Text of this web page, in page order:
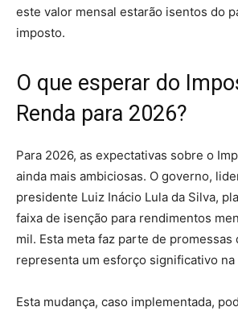
este valor mensal estarão isentos do
imposto.
O que esperar do
Renda para 2026?
Para 2026, as expectativas sobre o
ainda mais ambiciosas. O governo,
presidente Luiz Inácio Lula da Silva,
faixa de isenção para rendimentos
mil. Esta meta faz parte de promessas
representa um esforço significativo
Esta mudança, caso implementada,